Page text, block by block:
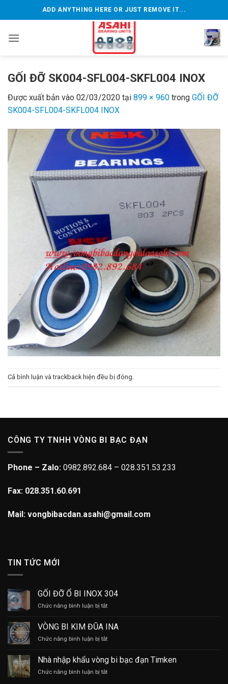
qua
dung
ADD ANYTHING HERE OR JUST REMOVE IT...
GỐI ĐỠ SK004-SFL004-SKFL004 INOX
Được xuất bản vào 02/03/2020 tại 899 × 960 trong GỐI ĐỠ
SK004-SFL004-SKFL004 INOX
Cả bình luận và trackback hiện đều bị đóng.
CÔNG TY TNHH VÒNG BI BẠC ĐẠN
Phone – Zalo: 0982.892.684 – 028.351.53.233
Fax: 028.351.60.691
Mail: vongbibacdan.asahi@gmail.com
TIN TỨC MỚI
GỐI ĐỠ Ổ BI INOX 304
Chức năng bình luận bị tắtở
ĐỠ
Ổ
BI
304
VÒNG BI KIM ĐŨA INA
Chức năng bình luận bị tắtở
BI
KIM
ĐŨA
Nhà nhập khẩu vòng bi bạc đạn Timken
Chức năng bình luận bị tắtở